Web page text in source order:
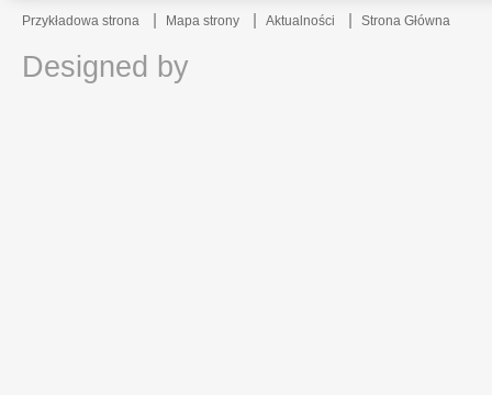
Przykładowa strona Mapa strony Aktualności Strona Główna
Designed by